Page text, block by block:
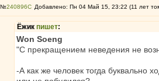
№240896 Добавлено: Пн 04 Май 15, 23:22 (11 лет
Ёжик пишет:
Won Soeng
"С прекращением неведения не
-А как же человек тогда буквально